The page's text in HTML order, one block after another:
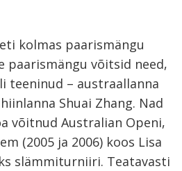
kolmas paarismängu
paarismängu võitsid need,
teeninud – austraallanna
Shuai Zhang. Nad
võitnud Australian Openi,
(2005 ja 2006) koos Lisa
slämmiturniiri. Teatavasti